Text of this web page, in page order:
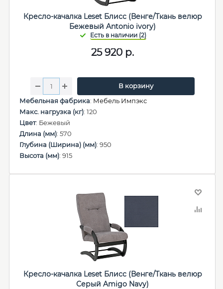
Кресло-качалка Leset Блисс (Венге/Ткань велюр
Бежевый Antonio ivory)
25 920 р.
В корзину
Мебельная фабрика: Мебель Импэкс
Макс. нагрузка (кг): 120
Цвет: Бежевый
Длина (мм): 570
Глубина (Ширина) (мм): 950
Высота (мм): 915
Кресло-качалка Leset Блисс (Венге/Ткань велюр
Серый Amigo Navy)